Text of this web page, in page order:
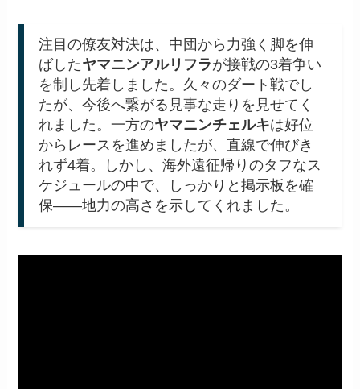
注目の僚友対決は、中団から力強く脚を伸
ばしたヤマニンアルリフラが接戦の3着争い
を制し先着しました。久々のダート戦でし
たが、今後へ繋がる見事な走りを見せてく
れました。一方のヤマニンチェルキは好位
からレースを進めましたが、直線で伸びき
れず4着。しかし、海外遠征帰りのタフなス
ケジュールの中で、しっかりと掲示板を確
保――地力の高さを示してくれました。